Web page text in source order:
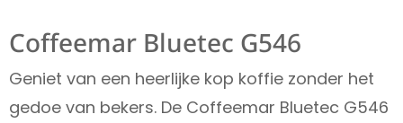
Coffeemar Bluetec G546
Geniet van een heerlijke kop koffie zonder het
gedoe van bekers. De Coffeemar Bluetec G546